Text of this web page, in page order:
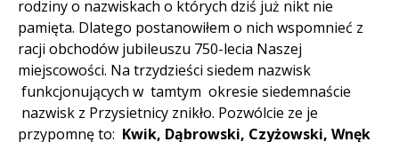
rodziny o nazwiskach o których dziś już nikt nie
pamięta. Dlatego postanowiłem o nich wspomnieć z
racji obchodów jubileuszu 750-lecia Naszej
miejscowości. Na trzydzieści siedem nazwisk
funkcjonujących w tamtym okresie siedemnaście
nazwisk z Przysietnicy znikło. Pozwólcie ze je
przypomnę to: Kwik, Dąbrowski, Czyżowski, Wnęk